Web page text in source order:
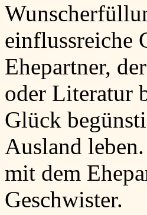
einflussreiche
Ehepartner,
oder Literatur
Glück
Ausland
mit dem
Geschwister.